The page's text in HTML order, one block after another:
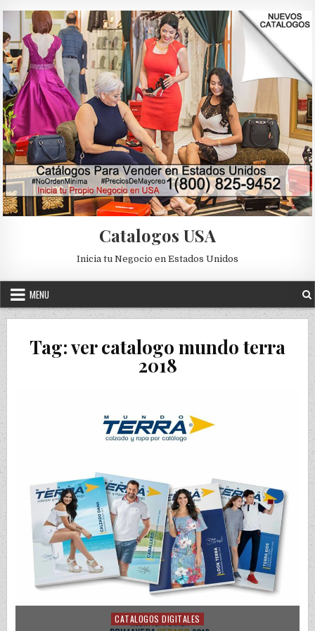
Catalogos USA
Inicia tu Negocio en Estados Unidos
MENU
Tag:ver catalogo mundo terra
2018
Posted in
CATALOGOS DIGITALES